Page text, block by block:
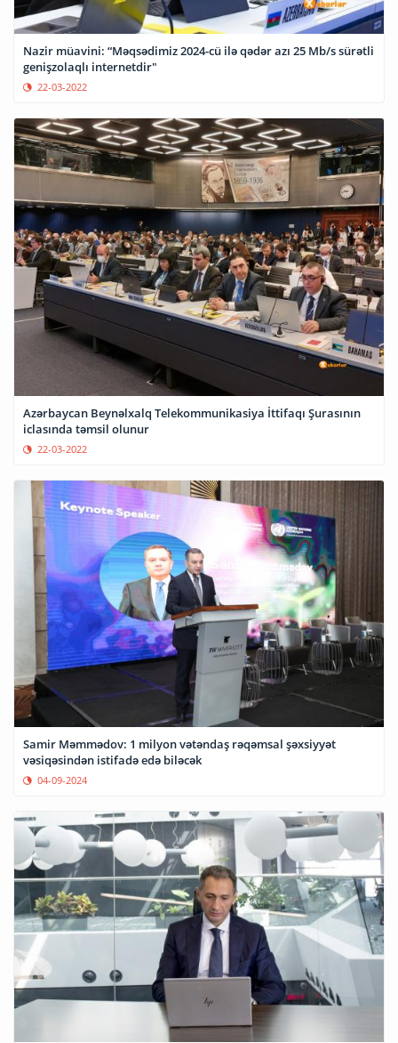
Nazir müavini: “Məqsədimiz 2024-cü ilə qədər azı 25 Mb/s sürətli
genişzolaqlı internetdir"
22-03-2022
Azərbaycan Beynəlxalq Telekommunikasiya İttifaqı Şurasının
iclasında təmsil olunur
22-03-2022
Samir Məmmədov: 1 milyon vətəndaş rəqəmsal şəxsiyyət
vəsiqəsindən istifadə edə biləcək
04-09-2024